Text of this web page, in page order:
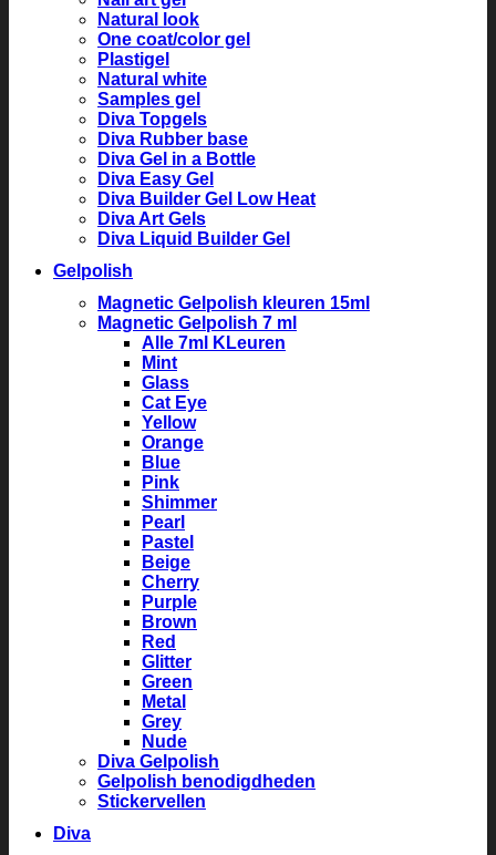
Natural look
One coat/color gel
Plastigel
Natural white
Samples gel
Diva Topgels
Diva Rubber base
Diva Gel in a Bottle
Diva Easy Gel
Diva Builder Gel Low Heat
Diva Art Gels
Diva Liquid Builder Gel
Gelpolish
Magnetic Gelpolish kleuren 15ml
Magnetic Gelpolish 7 ml
Alle 7ml KLeuren
Mint
Glass
Cat Eye
Yellow
Orange
Blue
Pink
Shimmer
Pearl
Pastel
Beige
Cherry
Purple
Brown
Red
Glitter
Green
Metal
Grey
Nude
Diva Gelpolish
Gelpolish benodigdheden
Stickervellen
Diva